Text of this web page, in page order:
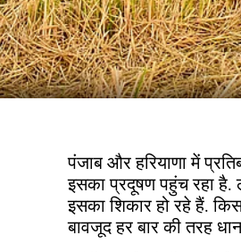
पंजाब और हरियाणा में
इसका प्रदूषण पहुंच रहा है.
इसका शिकार हो रहे हैं.
बावजूद हर बार की तरह